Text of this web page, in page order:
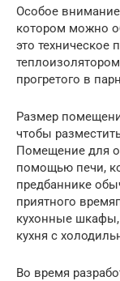
Особое внимание
котором можно
это техническое
прогретого в
Размер
чтобы
Помещение для
помощью печи,
предбаннике
приятного
кухонные шкафы,
кухня с
Во время